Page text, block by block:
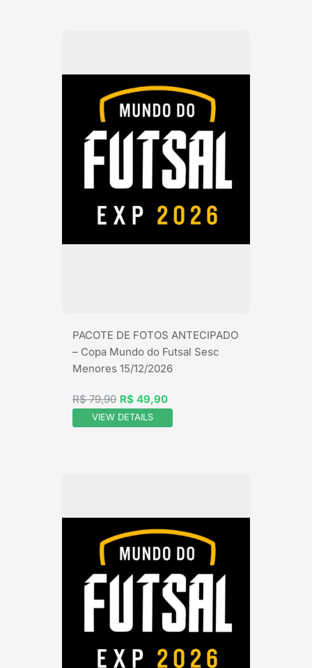
PACOTE DE FOTOS ANTECIPADO
– Copa Mundo do Futsal Sesc
Menores 15/12/2026
R$ 79,90 R$ 49,90
VIEW DETAILS